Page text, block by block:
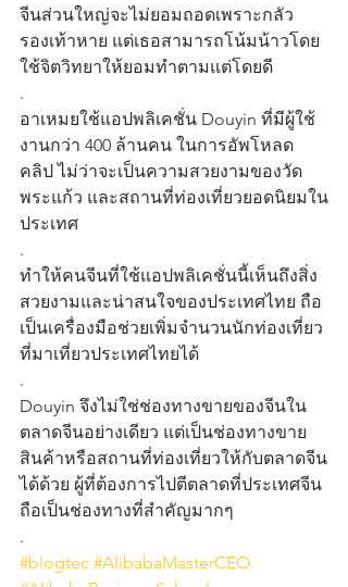
จีนส่วนใหญ่จะไม่ยอมถอดเพราะกลัว
รองเท้าหาย แต่เธอสามารถโน้มน้าวโดย
ใช้จิตวิทยาให้ยอมทำตามแต่โดยดี
.
อาเหมยใช้แอปพลิเคชั่น Douyin ที่มีผู้ใช้
งานกว่า 400 ล้านคน ในการอัพโหลด
คลิป ไม่ว่าจะเป็นความสวยงามของวัด
พระแก้ว และสถานที่ท่องเที่ยวยอดนิยมใน
ประเทศ
.
ทำให้คนจีนที่ใช้แอปพลิเคชั่นนี้เห็นถึงสิ่ง
สวยงามและน่าสนใจของประเทศไทย ถือ
เป็นเครื่องมือช่วยเพิ่มจำนวนนักท่องเที่ยว
ที่มาเที่ยวประเทศไทยได้
.
Douyin จึงไม่ใช่ช่องทางขายของจีนใน
ตลาดจีนอย่างเดียว แต่เป็นช่องทางขาย
สินค้าหรือสถานที่ท่องเที่ยวให้กับตลาดจีน
ได้ด้วย ผู้ที่ต้องการไปตีตลาดที่ประเทศจีน
ถือเป็นช่องทางที่สำคัญมากๆ
.
#blogtec #AlibabaMasterCEO